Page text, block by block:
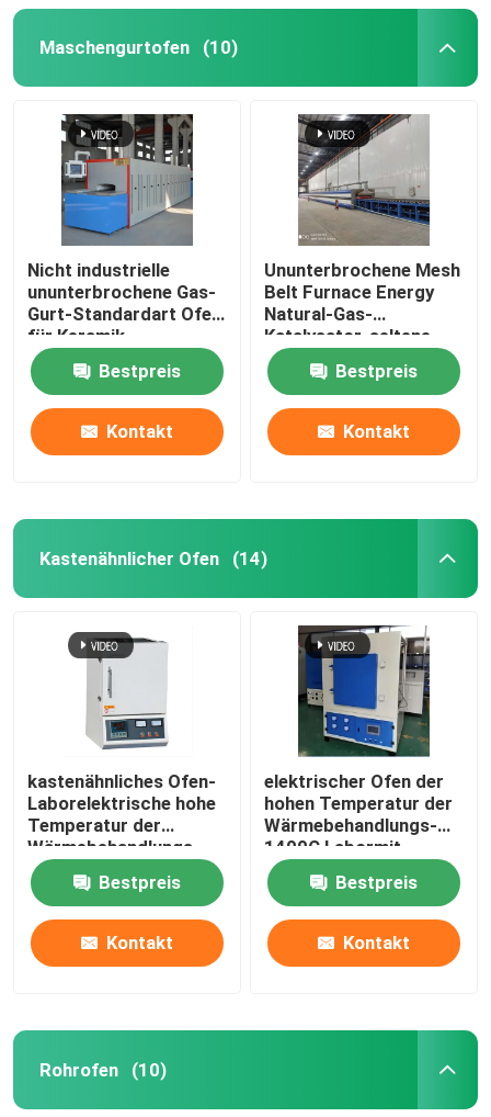
Maschengurtofen (10)
Nicht industrielle
ununterbrochene Gas-
Gurt-Standardart Ofen
für Keramik
Bestpreis
Kontakt
Ununterbrochene Mesh
Belt Furnace Energy
Natural-Gas-
Katalysator-seltene
Erdkalzinierung
Bestpreis
Kontakt
Kastenähnlicher Ofen (14)
kastenähnliches Ofen-
Laborelektrische hohe
Temperatur der
Wärmebehandlungs-
1200C mit Widerstand-
Draht
Bestpreis
Kontakt
elektrischer Ofen der
hohen Temperatur der
Wärmebehandlungs-
1400C Labormit
Widerstand-Draht
Bestpreis
Kontakt
Rohrofen (10)